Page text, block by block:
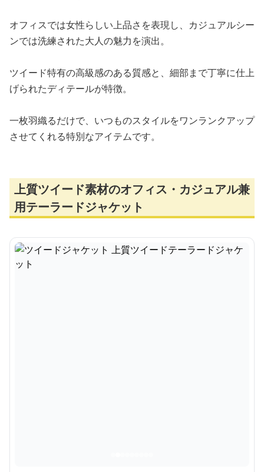
オフィスでは女性らしい上品さを表現し、カジュアルシー
ンでは洗練された大人の魅力を演出。
ツイード特有の高級感のある質感と、細部まで丁寧に仕上
げられたディテールが特徴。
一枚羽織るだけで、いつものスタイルをワンランクアップ
させてくれる特別なアイテムです。
上質ツイード素材のオフィス・カジュアル兼
用テーラードジャケット